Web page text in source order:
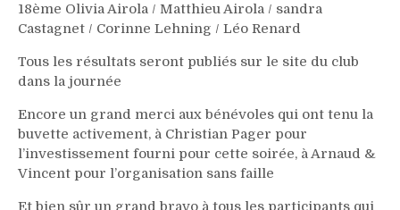
18ème Olivia Airola / Matthieu Airola / sandra
Castagnet / Corinne Lehning / Léo Renard
Tous les résultats seront publiés sur le site du club
dans la journée
Encore un grand merci aux bénévoles qui ont tenu la
buvette activement, à Christian Pager pour
l’investissement fourni pour cette soirée, à Arnaud &
Vincent pour l’organisation sans faille
Et bien sûr un grand bravo à tous les participants qui